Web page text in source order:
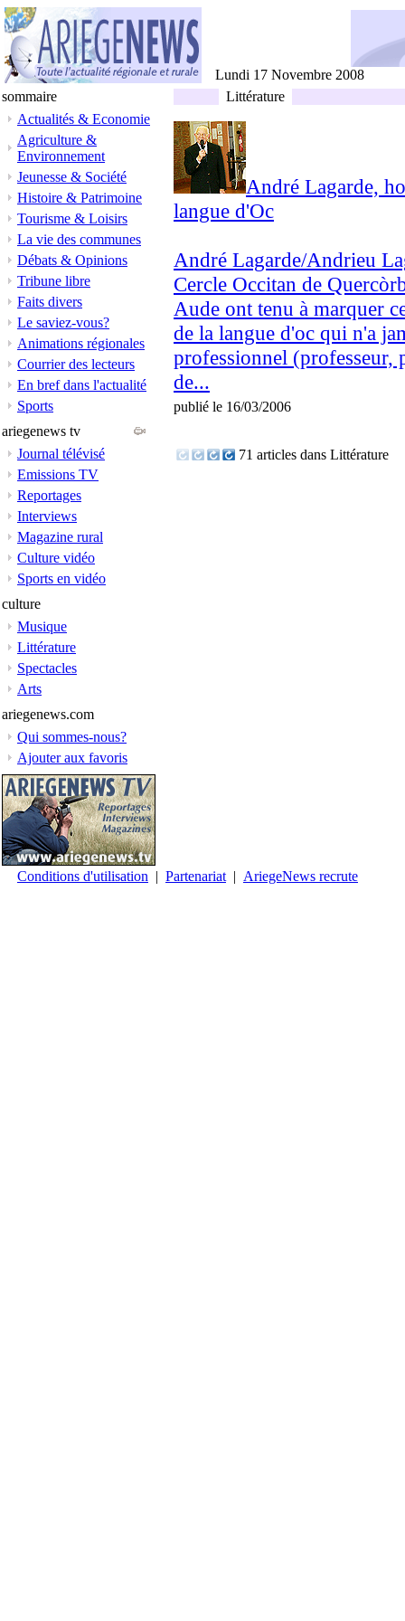
Lundi 17 Novembre 2008
sommaire
Actualités & Economie
Agriculture &
Environnement
Jeunesse & Société
Histoire & Patrimoine
Tourisme & Loisirs
La vie des communes
Débats & Opinions
Tribune libre
Faits divers
Le saviez-vous?
Animations régionales
Courrier des lecteurs
En bref dans l'actualité
Sports
ariegenews tv
Journal télévisé
Emissions TV
Reportages
Interviews
Magazine rural
Culture vidéo
Sports en vidéo
culture
Musique
Littérature
Spectacles
Arts
ariegenews.com
Qui sommes-nous?
Ajouter aux favoris
Littérature
André Lagarde,
langue d'Oc
André Lagarde/Andrieu
Cercle Occitan de
Aude ont tenu à marquer
de la langue d'oc qui n'a
professionnel (professeur,
de...
publié le 16/03/2006
71 articles dans Littérature
Conditions d'utilisation | Partenariat | AriegeNews recrute